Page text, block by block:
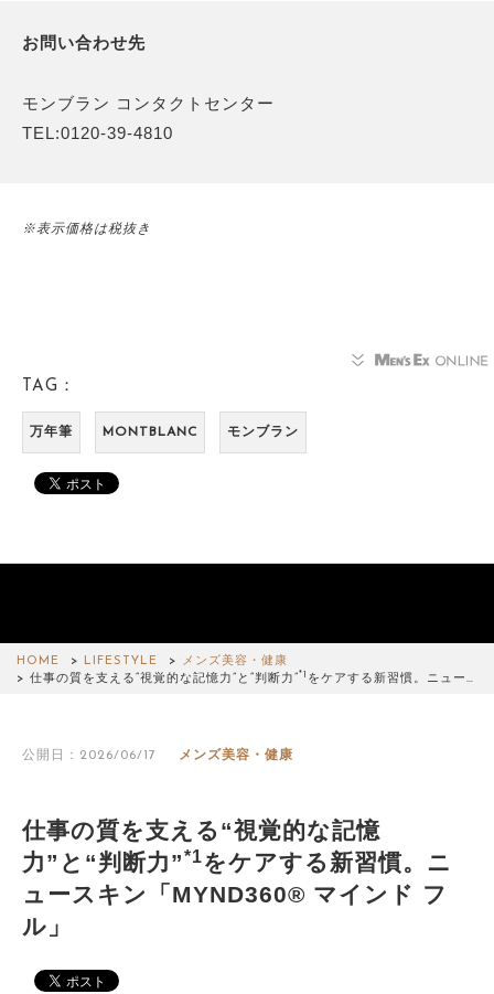
お問い合わせ先
モンブラン コンタクトセンター
TEL:0120-39-4810
※表示価格は税抜き
TAG：
万年筆 MONTBLANC モンブラン
HOME LIFESTYLE
メンズ美容・健康
仕事の質を支える“視覚的な記憶力”と“判断力”
*1 をケアする新習慣。ニュー…
公開日：2026/06/17 メンズ美容・健康
仕事の質を支える“視覚的な記憶
力”と“判断力”*1をケアする新習慣。ニ
ュースキン「MYND360® マインド フ
ル」